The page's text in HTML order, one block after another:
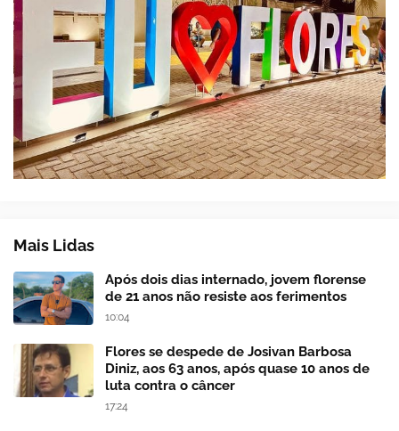
Mais Lidas
Após dois dias internado, jovem florense
de 21 anos não resiste aos ferimentos
10:04
Flores se despede de Josivan Barbosa
Diniz, aos 63 anos, após quase 10 anos de
luta contra o câncer
17:24